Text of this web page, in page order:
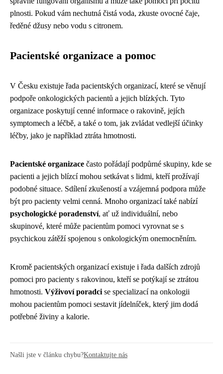
plnosti. Pokud vám nechutná čistá voda, zkuste ovocné čaje,
ředěné džusy nebo vodu s citronem.
Pacientské organizace a pomoc
V Česku existuje řada pacientských organizací, které se věnují
podpoře onkologických pacientů a jejich blízkých. Tyto
organizace poskytují cenné informace o rakovině, jejích
symptomech a léčbě, a také o tom, jak zvládat vedlejší účinky
léčby, jako je například ztráta hmotnosti.
Pacientské organizace často pořádají podpůrné skupiny, kde se
pacienti a jejich blízcí mohou setkávat s lidmi, kteří prožívají
podobné situace. Sdílení zkušeností a vzájemná podpora může
být pro pacienty velmi cenná. Mnoho organizací také nabízí
psychologické poradenství, ať už individuální, nebo
skupinové, které může pacientům pomoci vyrovnat se s
psychickou zátěží spojenou s onkologickým onemocněním.
Kromě pacientských organizací existuje i řada dalších zdrojů
pomoci pro pacienty s rakovinou, kteří se potýkají se ztrátou
hmotnosti. Výživoví poradci se specializací na onkologii
mohou pacientům pomoci sestavit jídelníček, který jim dodá
potřebné živiny a kalorie.
Našli jste v článku chybu?Kontaktujte nás